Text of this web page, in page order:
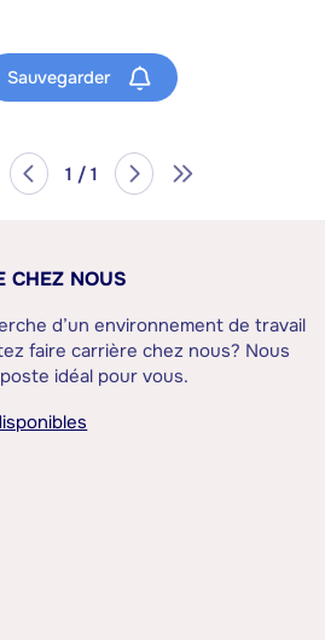
Sauvegarder
1 / 1
CHEZ NOUS
d’un environnement de travail
faire carrière chez nous? Nous
idéal pour vous.